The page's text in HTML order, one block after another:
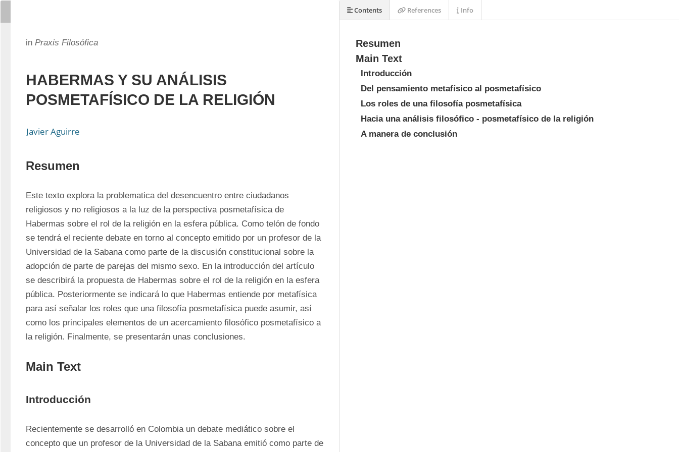
in Praxis Filosófica
HABERMAS Y SU ANÁLISIS
POSMETAFÍSICO DE LA RELIGIÓN
Javier Aguirre
Resumen
Este texto explora la problematica del desencuentro entre ciudadanos
religiosos y no religiosos a la luz de la perspectiva posmetafísica de
Habermas sobre el rol de la religión en la esfera pública. Como telón de fondo
se tendrá el reciente debate en torno al concepto emitido por un profesor de la
Universidad de la Sabana como parte de la discusión constitucional sobre la
adopción de parte de parejas del mismo sexo. En la introducción del artículo
se describirá la propuesta de Habermas sobre el rol de la religión en la esfera
pública. Posteriormente se indicará lo que Habermas entiende por metafísica
para así señalar los roles que una filosofía posmetafísica puede asumir, así
como los principales elementos de un acercamiento filosófico posmetafísico a
la religión. Finalmente, se presentarán unas conclusiones.
Main Text
Introducción
Recientemente se desarrolló en Colombia un debate mediático sobre el
concepto que un profesor de la Universidad de la Sabana emitió como parte de
Resumen
Main Text
Introducción
Del pensamiento metafísico al posmetafísico
Los roles de una filosofía posmetafísica
Hacia una análisis filosófico - posmetafísico de la religión
A manera de conclusión
Contents References Info